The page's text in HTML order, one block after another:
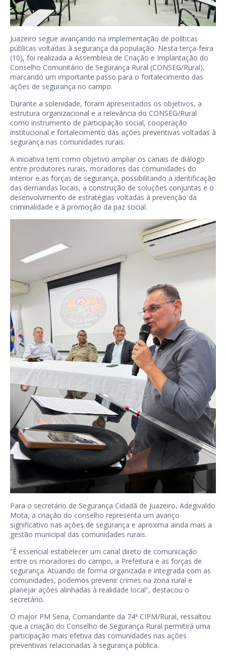
Juazeiro segue avançando na implementação de políticas
públicas voltadas à segurança da população. Nesta terça-feira
(10), foi realizada a Assembleia de Criação e Implantação do
Conselho Comunitário de Segurança Rural (CONSEG/Rural),
marcando um importante passo para o fortalecimento das
ações de segurança no campo.
Durante a solenidade, foram apresentados os objetivos, a
estrutura organizacional e a relevância do CONSEG/Rural
como instrumento de participação social, cooperação
institucional e fortalecimento das ações preventivas voltadas à
segurança nas comunidades rurais.
A iniciativa tem como objetivo ampliar os canais de diálogo
entre produtores rurais, moradores das comunidades do
interior e as forças de segurança, possibilitando a identificação
das demandas locais, a construção de soluções conjuntas e o
desenvolvimento de estratégias voltadas à prevenção da
criminalidade e à promoção da paz social.
Para o secretário de Segurança Cidadã de Juazeiro, Adegivaldo
Mota, a criação do conselho representa um avanço
significativo nas ações de segurança e aproxima ainda mais a
gestão municipal das comunidades rurais.
“É essencial estabelecer um canal direto de comunicação
entre os moradores do campo, a Prefeitura e as forças de
segurança. Atuando de forma organizada e integrada com as
comunidades, podemos prevenir crimes na zona rural e
planejar ações alinhadas à realidade local”, destacou o
secretário.
O major PM Sena, Comandante da 74ª CIPM/Rural, ressaltou
que a criação do Conselho de Segurança Rural permitirá uma
participação mais efetiva das comunidades nas ações
preventivas relacionadas à segurança pública.